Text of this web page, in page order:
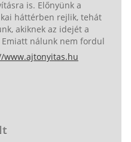
is. Előnyünk a
háttérben rejlik, tehát
akiknek az idejét a
nálunk nem fordul
www.ajtonyitas.hu